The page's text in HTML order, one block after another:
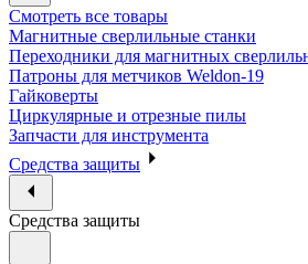
Смотреть все товары
Магнитные сверлильные станки
Переходники для магнитных
Патроны для метчиков Weldon-19
Гайковерты
Циркулярные и отрезные пилы
Запчасти для инструмента
Средства защиты
Средства защиты